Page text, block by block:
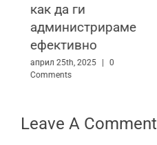
как да ги
администрираме
ефективно
април 25th, 2025 |
0
Comments
Leave A Comment